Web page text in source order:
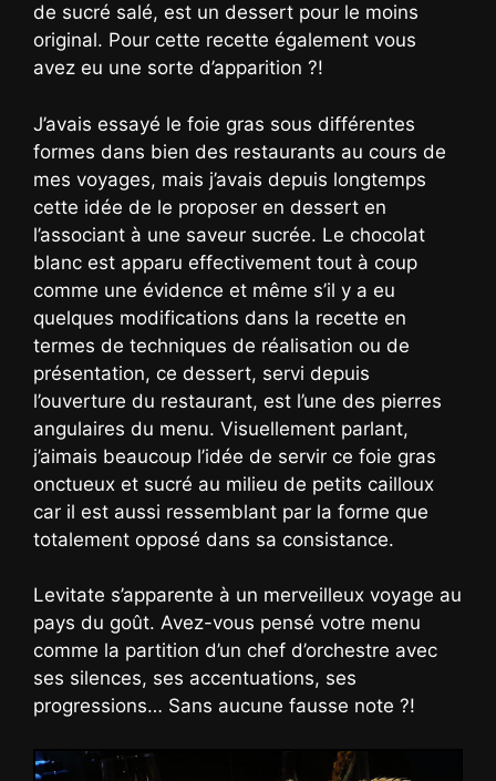
de sucré salé, est un dessert pour le moins
original. Pour cette recette également vous
avez eu une sorte d’apparition ?!
J’avais essayé le foie gras sous différentes
formes dans bien des restaurants au cours de
mes voyages, mais j’avais depuis longtemps
cette idée de le proposer en dessert en
l’associant à une saveur sucrée. Le chocolat
blanc est apparu effectivement tout à coup
comme une évidence et même s’il y a eu
quelques modifications dans la recette en
termes de techniques de réalisation ou de
présentation, ce dessert, servi depuis
l’ouverture du restaurant, est l’une des pierres
angulaires du menu. Visuellement parlant,
j’aimais beaucoup l’idée de servir ce foie gras
onctueux et sucré au milieu de petits cailloux
car il est aussi ressemblant par la forme que
totalement opposé dans sa consistance.
Levitate s’apparente à un merveilleux voyage au
pays du goût. Avez-vous pensé votre menu
comme la partition d’un chef d’orchestre avec
ses silences, ses accentuations, ses
progressions… Sans aucune fausse note ?!